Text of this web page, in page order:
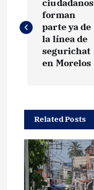
v
a
c
ó
ciudadanos
forman
parte ya de
la línea de
segurichat
en Morelos
Related Posts